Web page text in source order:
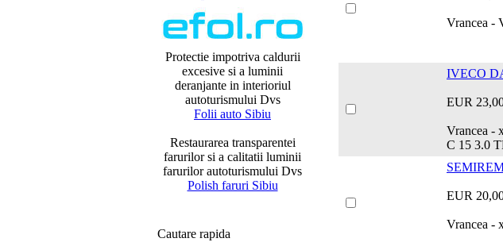
Protectie impotriva caldurii
excesive si a luminii
deranjante in interioriul
autoturismului Dvs
Folii auto Sibiu
Restaurarea transparentei
farurilor si a calitatii luminii
farurilor autoturismului Dvs
Polish faruri Sibiu
Cautare rapida
Vrancea -
IVECO
EUR
Vrancea
C 15 3.0
EUR
Vrancea -